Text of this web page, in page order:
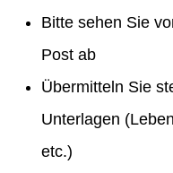
Bitte sehen Sie
Post ab
Übermitteln Sie
Unterlagen
etc.)